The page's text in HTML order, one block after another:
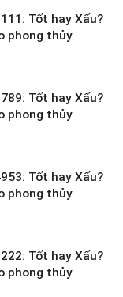
Tốt hay Xấu?
phong thủy
Tốt hay Xấu?
phong thủy
Tốt hay Xấu?
phong thủy
Tốt hay Xấu?
phong thủy